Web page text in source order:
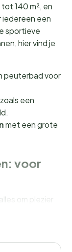
140 m², en
iedereen een
sportieve
hier vind je
peuterbad voor
zoals een
met een grote
voor
om plezier
15
zijn er